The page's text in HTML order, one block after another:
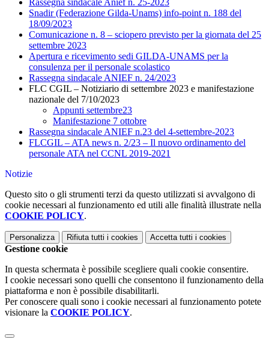
Rassegna sindacale Anief n. 25-2023
Snadir (Federazione Gilda-Unams) info-point n. 188 del
18/09/2023
Comunicazione n. 8 – sciopero previsto per la giornata del 25
settembre 2023
Apertura e ricevimento sedi GILDA-UNAMS per la
consulenza per il personale scolastico
Rassegna sindacale ANIEF n. 24/2023
FLC CGIL – Notiziario di settembre 2023 e manifestazione
nazionale del 7/10/2023
Appunti settembre23
Manifestazione 7 ottobre
Rassegna sindacale ANIEF n.23 del 4-settembre-2023
FLCGIL – ATA news n. 2/23 – Il nuovo ordinamento del
personale ATA nel CCNL 2019-2021
Notizie
Questo sito o gli strumenti terzi da questo utilizzati si avvalgono di
cookie necessari al funzionamento ed utili alle finalità illustrate nella
COOKIE POLICY.
Personalizza Rifiuta tutti i cookies Accetta tutti i cookies
Gestione cookie
In questa schermata è possibile scegliere quali cookie consentire.
I cookie necessari sono quelli che consentono il funzionamento della
piattaforma e non è possibile disabilitarli.
Per conoscere quali sono i cookie necessari al funzionamento potete
visionare la COOKIE POLICY.